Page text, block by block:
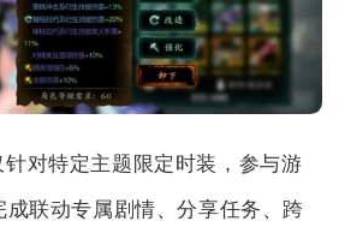
对特定主题限定时装，参与游
联动专属剧情、分享任务、跨